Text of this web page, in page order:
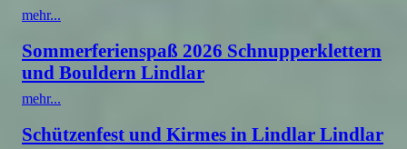
mehr...
Sommerferienspaß 2026 Schnupperklettern
und Bouldern Lindlar
mehr...
Schützenfest und Kirmes in Lindlar Lindlar